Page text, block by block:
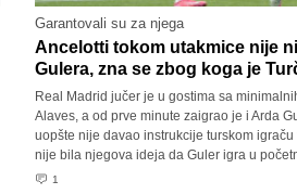
Garantovali su za njega
Ancelotti tokom utakmice nije
Gulera, zna se zbog koga je
Real Madrid jučer je u gostima sa
Alaves, a od prve minute zaigrao je i Arda
uopšte nije davao instrukcije turskom
nije bila njegova ideja da Guler igra u
1